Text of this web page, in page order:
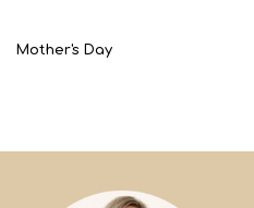
Mother's Day